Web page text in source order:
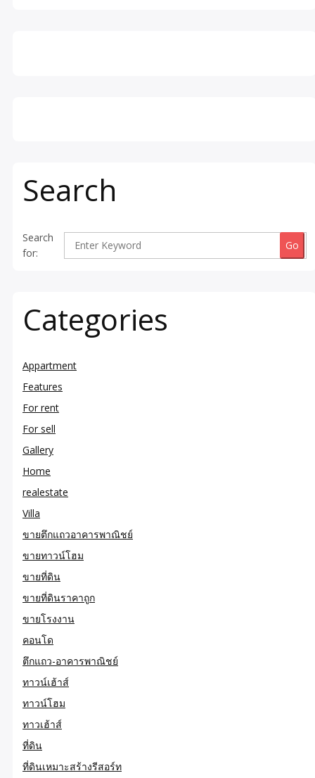
Search
Search
for:
Categories
Appartment
Features
For rent
For sell
Gallery
Home
realestate
Villa
ขายตึกแถวอาคารพาณิชย์
ขายทาวน์โฮม
ขายที่ดิน
ขายที่ดินราคาถูก
ขายโรงงาน
คอนโด
ตึกแถว-อาคารพาณิชย์
ทาวน์เฮ้าส์
ทาวน์โฮม
ทาวเฮ้าส์
ที่ดิน
ที่ดินเหมาะสร้างรีสอร์ท